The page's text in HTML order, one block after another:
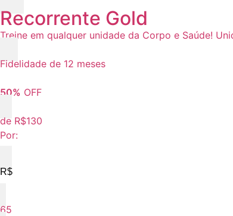
Recorrente Gold
Treine em qualquer unidade da Corpo e Saúde!
Fidelidade de 12 meses
50% OFF
de R$130
Por:
R$
65